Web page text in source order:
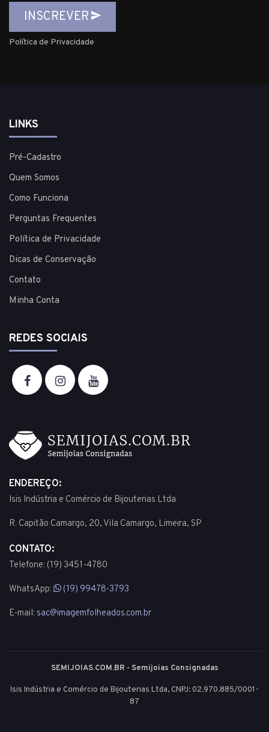
INSCREVER
Política de Privacidade
LINKS
Pré-Cadastro
Quem Somos
Como Funciona
Perguntas Frequentes
Política de Privacidade
Dicas de Conservação
Contato
Minha Conta
REDES SOCIAIS
ENDEREÇO:
Isis Indústria e Comércio de Bijouterias Ltda
R. Capitão Camargo, 20, Vila Camargo, Limeira, SP
CONTATO:
Telefone: (19) 3451-4780
WhatsApp: (19) 99478-3793
E-mail: sac@imagemfolheados.com.br
SEMIJOIAS.COM.BR - Semijoias Consignadas
Isis Indústria e Comércio de Bijouterias Ltda, CNPJ: 02.970.885/0001-
87